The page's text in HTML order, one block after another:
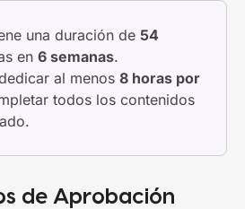
una duración de 54
en 6 semanas.
al menos 8 horas por
todos los contenidos
de Aprobación